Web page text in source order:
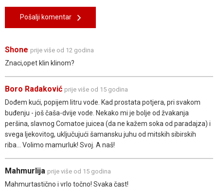
Pošalji komentar
Shone prije više od 12 godina
Znaci,opet klin klinom?
Boro Radaković prije više od 15 godina
Dođem kući, popijem litru vode. Kad prostata potjera, pri svakom
buđenju - još čaša-dvije vode. Nekako mi je bolje od žvakanja
peršina, slavnog Comatoe juicea (da ne kažem soka od paradajza) i
svega ljekovitog, uključujući šamansku juhu od mitskih sibirskih
riba... Volimo mamurluk! Svoj. A naš!
Mahmurlija prije više od 15 godina
Mahmurtastično i vrlo točno! Svaka čast!